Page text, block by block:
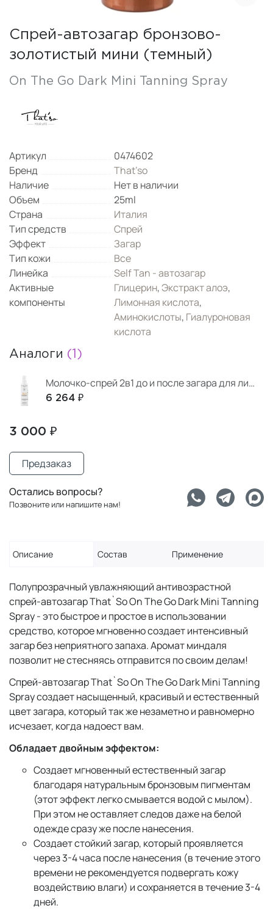
Спрей-автозагар бронзово-
золотистый мини (темный)
On The Go Dark Mini Tanning Spray
Артикул
0474602
Бренд
That’so
Наличие
Нет в наличии
Объем
25ml
Страна
Италия
Тип средств
Спрей
Эффект
Загар
Тип кожи
Все
Линейка
Self Tan - автозагар
Активные
компоненты
Глицерин,Экстракт алоэ,
Лимонная кислота,
Аминокислоты, Гиалуроновая
кислота
Аналоги (1)
Молочко-спрей 2в1 до и после загара для лица и тела
6 264 ₽
3 000 ₽
Предзаказ
Остались вопросы?
Позвоните или напишите нам!
Описание Состав Применение
Полупрозрачный увлажняющий антивозрастной
спрей-автозагар That`So On The Go Dark Mini Tanning
Spray - это быстрое и простое в использовании
средство, которое мгновенно создает интенсивный
загар без неприятного запаха. Аромат миндаля
позволит не стесняясь отправится по своим делам!
Спрей-автозагар That`So On The Go Dark Mini Tanning
Spray создает насыщенный, красивый и естественный
цвет загара, который так же незаметно и равномерно
исчезает, когда надоест вам.
Обладает двойным эффектом:
Создает мгновенный естественный загар
благодаря натуральным бронзовым пигментам
(этот эффект легко смывается водой с мылом).
При этом не оставляет следов даже на белой
одежде сразу же после нанесения.
Создает стойкий загар, который проявляется
через 3-4 часа после нанесения (в течение этого
времени не рекомендуется подвергать кожу
воздействию влаги) и сохраняется в течение 3-4
дней.